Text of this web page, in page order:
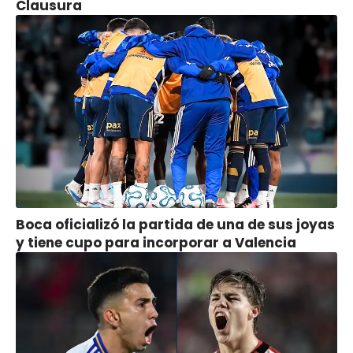
Clausura
Boca oficializó la partida de una de sus joyas
y tiene cupo para incorporar a Valencia